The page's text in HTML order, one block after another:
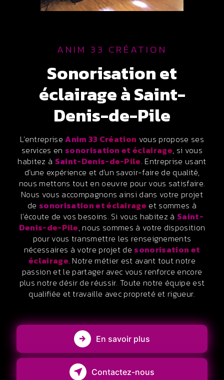
ANIM 33 CRÉATION
sonorisation et
éclairage à Saint-
Denis-de-Pile
L’entrepriseAnim 33 Création vous propose ses
services en sonorisation et éclairage, si vous
habitez à Saint-Denis-de-Pile. Entreprise usant
d’une expérience et d’un savoir-faire de qualité,
nous mettons tout en oeuvre pour vous satisfaire.
Nous vous accompagnons ainsi dans votre projet
de sonorisation et éclairage et sommes à
l’écoute de vos besoins. Si vous habitez à Saint-
Denis-de-Pile, nous sommes à votre disposition
pour vous transmettre les renseignements
nécessaires à votre projet de sonorisation et
éclairage. Notre métier est avant tout notre
passion et le partager avec vous renforce encore
plus notre désir de réussir. Toute notre équipe est
qualifiée et travaille avec propreté et rigueur.
En savoir plus
Contactez-nous